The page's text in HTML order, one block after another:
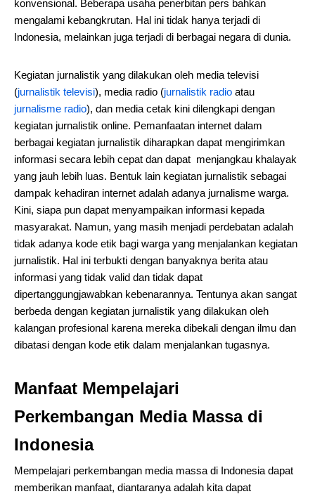
konvensional. Beberapa usaha penerbitan pers bahkan
mengalami kebangkrutan. Hal ini tidak hanya terjadi di
Indonesia, melainkan juga terjadi di berbagai negara di dunia.
Kegiatan jurnalistik yang dilakukan oleh media televisi
(jurnalistik televisi), media radio (jurnalistik radio atau
jurnalisme radio), dan media cetak kini dilengkapi dengan
kegiatan jurnalistik online. Pemanfaatan internet dalam
berbagai kegiatan jurnalistik diharapkan dapat mengirimkan
informasi secara lebih cepat dan dapat menjangkau khalayak
yang jauh lebih luas. Bentuk lain kegiatan jurnalistik sebagai
dampak kehadiran internet adalah adanya jurnalisme warga.
Kini, siapa pun dapat menyampaikan informasi kepada
masyarakat. Namun, yang masih menjadi perdebatan adalah
tidak adanya kode etik bagi warga yang menjalankan kegiatan
jurnalistik. Hal ini terbukti dengan banyaknya berita atau
informasi yang tidak valid dan tidak dapat
dipertanggungjawabkan kebenarannya. Tentunya akan sangat
berbeda dengan kegiatan jurnalistik yang dilakukan oleh
kalangan profesional karena mereka dibekali dengan ilmu dan
dibatasi dengan kode etik dalam menjalankan tugasnya.
Manfaat Mempelajari
Perkembangan Media Massa di
Indonesia
Mempelajari perkembangan media massa di Indonesia dapat
memberikan manfaat, diantaranya adalah kita dapat